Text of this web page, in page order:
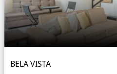
BELA VISTA